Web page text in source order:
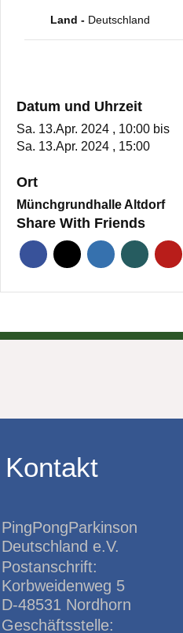
Land -Deutschland
Datum und Uhrzeit
Sa. 13.Apr. 2024 , 10:00 bis
Sa. 13.Apr. 2024 , 15:00
Ort
Münchgrundhalle Altdorf
Share With Friends
Kontakt
PingPongParkinson
Deutschland e.V.
Postanschrift:
Korbweidenweg 5
D-48531 Nordhorn
Geschäftsstelle: